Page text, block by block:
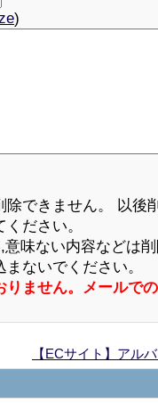
)
できません。 以後
ださい。
味ない内容などは
ないでください。
ません。メールで
【ECサイト】アル